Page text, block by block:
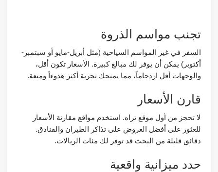
تجنب مواسم الذروة
السفر في غير المواسم السياحية (مثل أبريل-مايو أو سبتمبر-
أكتوبر) يمكن أن يوفر لك مبالغ كبيرة. الأسعار تكون أقل،
والوجهات أقل ازدحاماً، مما يمنحك تجربة أكثر هدوءاً ومتعة.
قارن الأسعار
لا تحجز من أول موقع تراه. استخدم مواقع مقارنة الأسعار
للعثور على أفضل العروض على تذاكر الطيران والفنادق.
دقائق قليلة من البحث قد توفر لك مئات الريالات.
حدد ميزانية واقعية